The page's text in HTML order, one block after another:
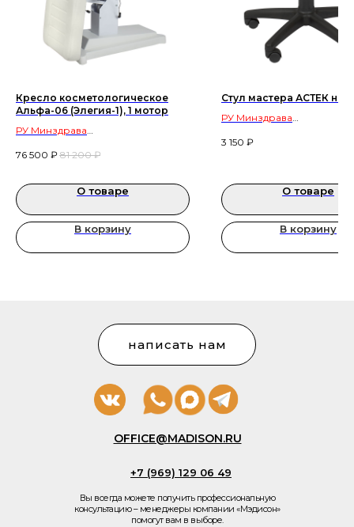
Кресло косметологическое
Альфа-06 (Элегия-1), 1 мотор
РУ Минздрава
красоты и косметологических
76 500 ₽ 81 200 ₽
О товаре
В корзину
Стул мастера АСТЕК
РУ Минздрава
красоты и
3 150 ₽
О товаре
В корзину
+7 (969) 129 06 49
написать нам
Вы всегда можете получить профессиональную
консультацию – менеджеры компании «Мэдисон»
помогут вам в выборе.
OFFICE@MADISON.RU